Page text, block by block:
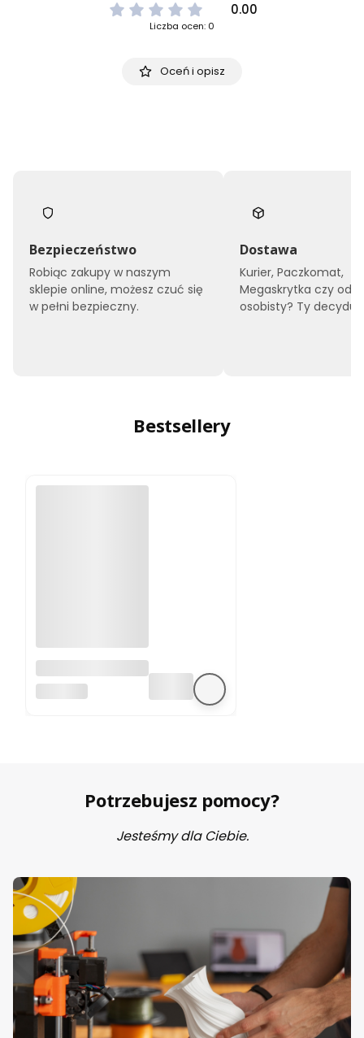
0.00
Liczba ocen: 0
Oceń i opisz
Bezpieczeństwo
Robiąc zakupy w naszym
sklepie online, możesz czuć się
w pełni bezpieczny.
Dostawa
Kurier, Paczkomat,
Megaskrytka czy
osobisty? Ty
Bestsellery
A4988 sterownik
silnika krokowego
Potrzebujesz pomocy?
Jesteśmy dla Ciebie.